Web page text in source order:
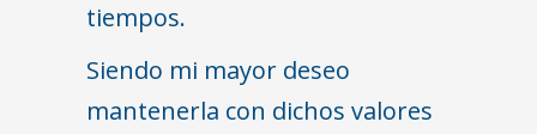
tiempos.
Siendo mi mayor deseo
mantenerla con dichos valores